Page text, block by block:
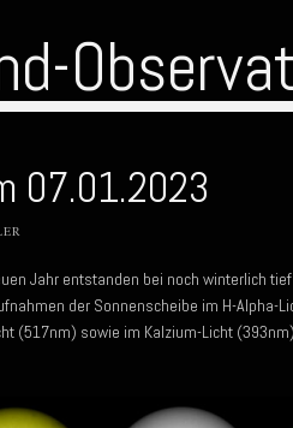
07.01.2023
Jahr entstanden bei noch winterlich
der Sonnenscheibe im H-Alpha-
(517nm) sowie im Kalzium-Licht